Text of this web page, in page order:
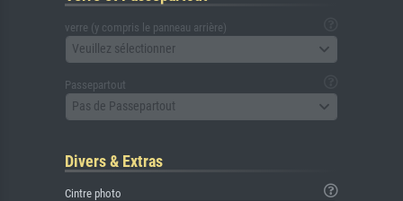
verre (y compris le panneau arrière)
Veuillez sélectionner
Passepartout
Pas de Passepartout
Divers & Extras
Cintre photo